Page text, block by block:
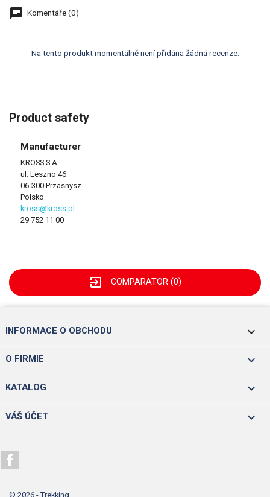
Komentáře (0)
Na tento produkt momentálně není přidána žádná recenze.
Product safety
Manufacturer
KROSS S.A.
ul. Leszno 46
06-300 Przasnysz
Polsko
kross@kross.pl
29 752 11 00
exit_to_app COMPARATOR (0)
INFORMACE O OBCHODU keyboard_arrow_down
O FIRMIE 
KATALOG 
VÁŠ ÚČET 
© 2026 - Trekking